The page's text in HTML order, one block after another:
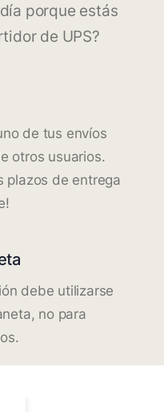
porque estás
de UPS?
de tus envíos
otros usuarios.
plazos de entrega
debe utilizarse
no para